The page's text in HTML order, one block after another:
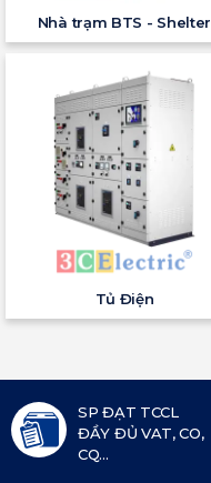
Nhà trạm BTS - Shelter
Tủ Điện
SP ĐẠT TCCL
ĐẦY ĐỦ VAT, CO,
CQ...